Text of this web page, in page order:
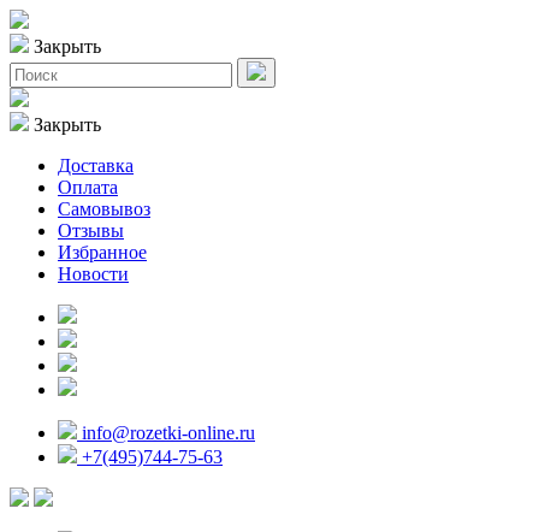
Закрыть
Закрыть
Доставка
Оплата
Самовывоз
Отзывы
Избранное
Новости
info@rozetki-online.ru
+7(495)744-75-63